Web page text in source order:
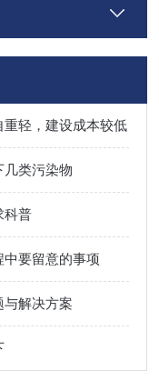
轻，建设成本较低
几类污染物
科普
要留意的事项
与解决方案